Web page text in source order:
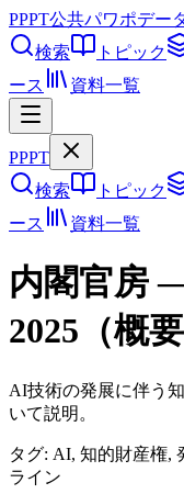
PPPT公共パワポデー
検索
トピック
ース
資料一覧
PPPT
検索
トピック
ース
資料一覧
内閣官房
2025（概要
AI技術の発展に伴う
いて説明。
タグ: AI, 知的財産権,
ライン